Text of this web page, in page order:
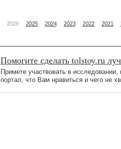
2026 2025 2024 2023 2022 2021
Помогите сделать tolstoy.ru
Примете участвовать в
портал, что Вам нравиться и чего не